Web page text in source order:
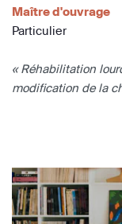
Maître d'ouvrage
Particulier
« Réhabilitation
modification de la